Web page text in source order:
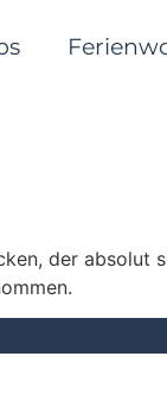
der absolut